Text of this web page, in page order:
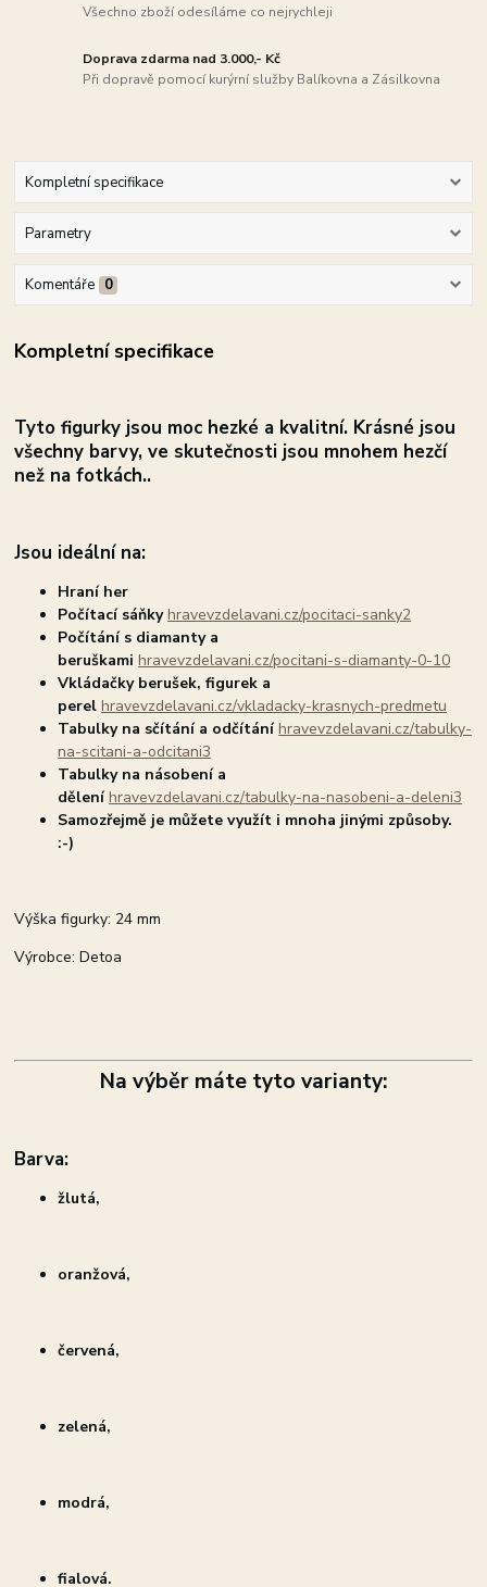
Všechno zboží odesíláme co nejrychleji
Doprava zdarma nad 3.000,- Kč
Při dopravě pomocí kurýrní služby Balíkovna a Zásilkovna
Kompletní specifikace
Parametry
Komentáře 0
Kompletní specifikace
Tyto figurky jsou moc hezké a kvalitní. Krásné jsou
všechny barvy, ve skutečnosti jsou mnohem hezčí
než na fotkách..
Jsou ideální na:
Hraní her
Počítací sáňkyhravevzdelavani.cz/pocitaci-sanky2
Počítání s diamanty a
beruškamihravevzdelavani.cz/pocitani-s-diamanty-0-10
Vkládačky berušek, figurek a
perelhravevzdelavani.cz/vkladacky-krasnych-predmetu
Tabulky na sčítání a odčítáníhravevzdelavani.cz/tabulky-
na-scitani-a-odcitani3
Tabulky na násobení a
děleníhravevzdelavani.cz/tabulky-na-nasobeni-a-deleni3
Samozřejmě je můžete využít i mnoha jinými způsoby.
:-)
Výška figurky: 24 mm
Výrobce: Detoa
Na výběr máte tyto varianty:
Barva:
žlutá,
oranžová,
červená,
zelená,
modrá,
fialová.